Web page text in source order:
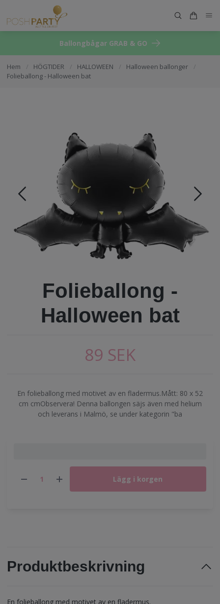
Ballongbågar GRAB & GO
Hem / HÖGTIDER / HALLOWEEN / Halloween ballonger
/
Folieballong - Halloween bat
Folieballong -
Halloween bat
89 SEK
En folieballong med motivet av en fladermus.Mått: 80 x 52
cm cmObservera! Denna ballongen säjs även med helium
och leverans i Malmö, se under kategorin "ba
Lägg i korgen
Produktbeskrivning
En folieballong med motivet av en fladermus.